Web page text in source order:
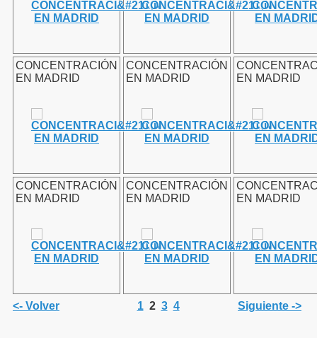
CONCENTRACIÓN
EN MADRID
CONCENTRACIÓN
EN MADRID
EN MADRID
CONCENTRACIÓN
EN MADRID
CONCENTRACIÓN
EN MADRID
EN MADRID
<- Volver 1 2 3 4 Siguiente ->
Fibromialgia
Fibromialgia
temporomandibular
las FRUTAS